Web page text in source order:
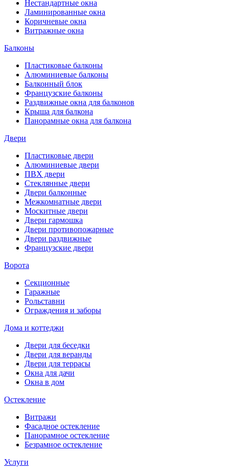
Нестандартные окна
Ламинированные окна
Коричневые окна
Витражные окна
Балконы
Пластиковые балконы
Алюминиевые балконы
Балконный блок
Французские балконы
Раздвижные окна для балконов
Крыша для балкона
Панорамные окна для балкона
Двери
Пластиковые двери
Алюминиевые двери
ПВХ двери
Стеклянные двери
Двери балконные
Межкомнатные двери
Москитные двери
Двери гармошка
Двери противопожарные
Двери раздвижные
Французские двери
Ворота
Секционные
Гаражные
Рольставни
Ограждения и заборы
Дома и коттеджи
Двери для беседки
Двери для веранды
Двери для террасы
Окна для дачи
Окна в дом
Остекление
Витражи
Фасадное остекление
Панорамное остекление
Безрамное остекление
Услуги